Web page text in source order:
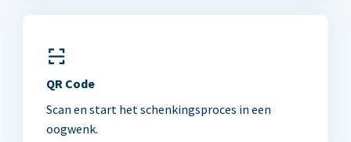
QR Code
Scan en start het schenkingsproces in een
oogwenk.